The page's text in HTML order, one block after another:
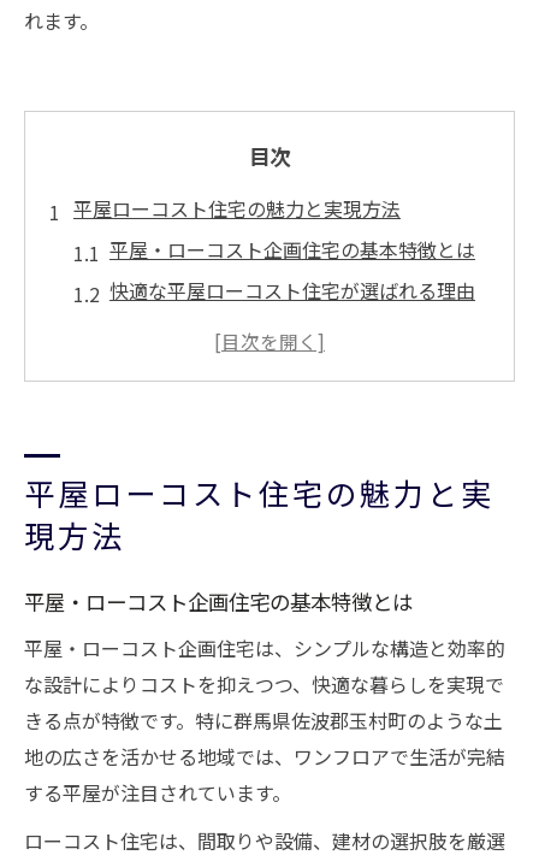
れます。
目次
平屋ローコスト住宅の魅力と実現方法
平屋・ローコスト企画住宅の基本特徴とは
快適な平屋ローコスト住宅が選ばれる理由
企画住宅で叶える理想のローコスト平屋
説
新しい暮らしへ導く企画住宅選びのコツ
ント
ライフスタイルに合う企画住宅の見極め方
実例から学ぶ平屋ローコスト住宅の選択基
準
相談前に知っておきたい企画住宅の特徴
家族構成別に見る平屋企画住宅の提案方法
家賃と購入コスト比較で知る判断軸
平屋ローコスト住宅の魅力と実
現方法
平屋・ローコスト企画住宅の基本特徴とは
平屋・ローコスト企画住宅は、シンプルな構造と効率的
な設計によりコストを抑えつつ、快適な暮らしを実現で
きる点が特徴です。特に群馬県佐波郡玉村町のような土
地の広さを活かせる地域では、ワンフロアで生活が完結
する平屋が注目されています。
ローコスト住宅は、間取りや設備、建材の選択肢を厳選